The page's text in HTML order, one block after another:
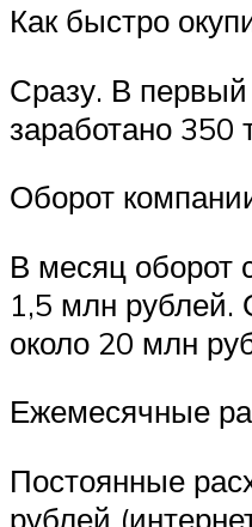
Как быстро
Сразу. В
заработано 350
Оборот
В месяц оборот
1,5 млн рублей.
около 20 млн
Ежемесячные
Постоянные
рублей